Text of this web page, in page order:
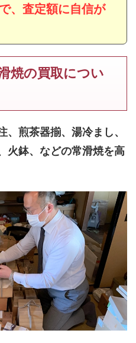
、査定額に自信が
焼の買取につい
煎茶器揃、湯冷まし、
火鉢、などの常滑焼を高